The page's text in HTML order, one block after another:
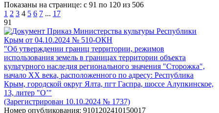
Показаны на странице: с 91 по 120 из 506
1 2 3 4 5 6 7 ... 17
91
Приказ Министерства культуры Республики
Крым от 04.10.2024 № 510-ОКН
"Об утверждении границ территории, режимов
использования земель в границах территории объекта
культурного наследия регионального значения "Сторожка",
начало XX века, расположенного по адресу: Республика
Крым, городской округ Ялта, пгт Гаспра, шоссе Алупкинское,
13, литер "О’"
(Зарегистрирован 10.10.2024 № 1737)
Номер опубликования: 9101202410150017